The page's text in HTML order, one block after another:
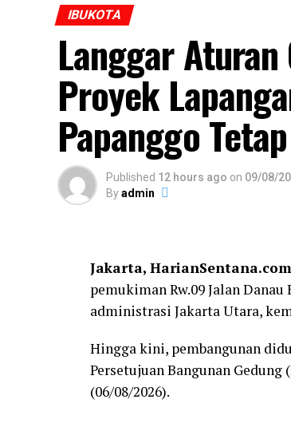
IBUKOTA
Langgar
Proyek
Papanggo
Published 12 hours ago on 09/08/
Byadmin
Jakarta,
pemukiman Rw.09 Jalan
administrasi Jakarta Utara,
Hingga kini, pembangunan
Persetujuan Bangunan
(06/08/2026).